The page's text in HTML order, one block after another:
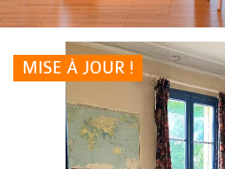
MISE À JOUR !